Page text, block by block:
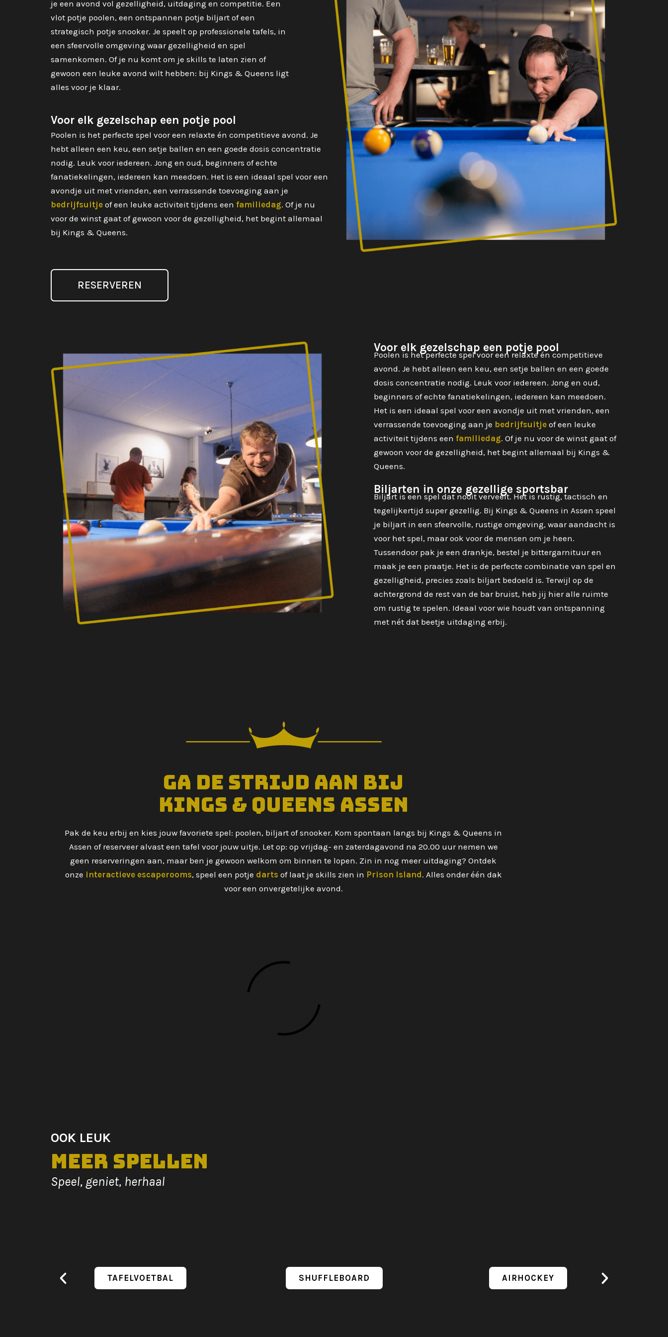
je een avond vol gezelligheid, uitdaging en competitie. Een
vlot potje poolen, een ontspannen potje biljart of een
strategisch potje snooker. Je speelt op professionele tafels, in
een sfeervolle omgeving waar gezelligheid en spel
samenkomen. Of je nu komt om je skills te laten zien of
gewoon een leuke avond wilt hebben: bij Kings & Queens ligt
alles voor je klaar.
Voor elk gezelschap een potje pool
Poolen is het perfecte spel voor een relaxte én competitieve avond. Je
hebt alleen een keu, een setje ballen en een goede dosis concentratie
nodig. Leuk voor iedereen. Jong en oud, beginners of echte
fanatiekelingen, iedereen kan meedoen. Het is een ideaal spel voor een
avondje uit met vrienden, een verrassende toevoeging aan je
bedrijfsuitje of een leuke activiteit tijdens een familiedag. Of je nu
voor de winst gaat of gewoon voor de gezelligheid, het begint allemaal
bij Kings & Queens.
RESERVEREN
Voor elk gezelschap een potje pool
Poolen is het perfecte spel voor een relaxte én competitieve
avond. Je hebt alleen een keu, een setje ballen en een goede
dosis concentratie nodig. Leuk voor iedereen. Jong en oud,
beginners of echte fanatiekelingen, iedereen kan meedoen.
Het is een ideaal spel voor een avondje uit met vrienden, een
verrassende toevoeging aan je bedrijfsuitje of een leuke
activiteit tijdens een familiedag. Of je nu voor de winst gaat of
gewoon voor de gezelligheid, het begint allemaal bij Kings &
Queens.
Biljarten in onze gezellige sportsbar
Biljart is een spel dat nooit verveelt. Het is rustig, tactisch en
tegelijkertijd super gezellig. Bij Kings & Queens in Assen speel
je biljart in een sfeervolle, rustige omgeving, waar aandacht is
voor het spel, maar ook voor de mensen om je heen.
Tussendoor pak je een drankje, bestel je bittergarnituur en
maak je een praatje. Het is de perfecte combinatie van spel en
gezelligheid, precies zoals biljart bedoeld is. Terwijl op de
achtergrond de rest van de bar bruist, heb jij hier alle ruimte
om rustig te spelen. Ideaal voor wie houdt van ontspanning
met nét dat beetje uitdaging erbij.
Ga de strijd aan bij
Kings & Queens Assen
Pak de keu erbij en kies jouw favoriete spel: poolen, biljart of snooker. Kom spontaan langs bij Kings & Queens in
Assen of reserveer alvast een tafel voor jouw uitje. Let op: op vrijdag- en zaterdagavond na 20.00 uur nemen we
geen reserveringen aan, maar ben je gewoon welkom om binnen te lopen. Zin in nog meer uitdaging? Ontdek
onze interactieve escaperooms, speel een potje darts of laat je skills zien in Prison Island. Alles onder één dak
voor een onvergetelijke avond.
OOK LEUK
Meer spellen
Speel, geniet, herhaal
TAFELVOETBAL SHUFFLEBOARD AIRHOCKEY